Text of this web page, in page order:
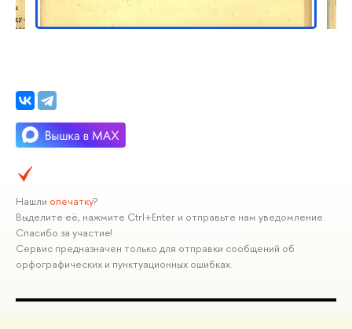
Нашли опечатку?
Выделите её, нажмите Ctrl+Enter и отправьте нам уведомление.
Спасибо за участие!
Сервис предназначен только для отправки сообщений об
орфографических и пунктуационных ошибках.